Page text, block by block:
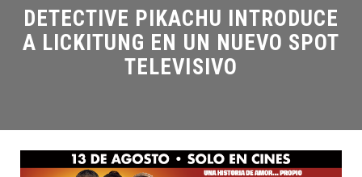
DETECTIVE PIKACHU INTRODUCE
A LICKITUNG EN UN NUEVO SPOT
TELEVISIVO